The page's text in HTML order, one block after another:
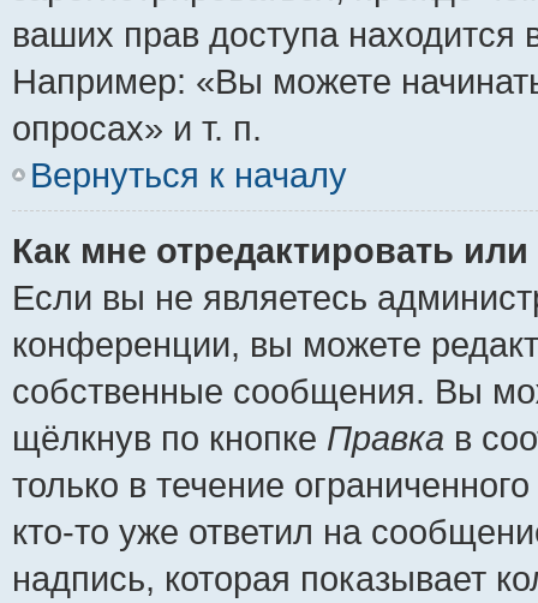
ваших прав доступа
Например: «Вы можете
опросах» и т. п.
Вернуться к началу
Как мне отредактировать
Если вы не являетесь
конференции, вы можете
собственные сообщения. Вы
щёлкнув по кнопке Правка в
только в течение
кто-то уже ответил на
надпись, которая показывает